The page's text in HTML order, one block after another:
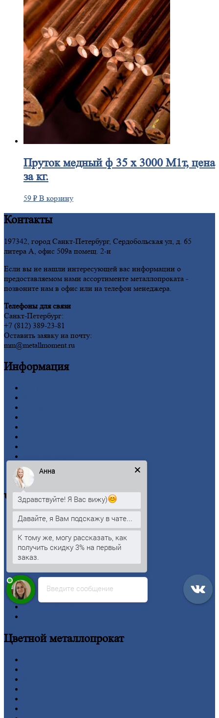
Прутокмедный ф 35 х 3000 М1т, цена
за кг.
59 ₽ В корзину
Контакты
197342, город Санкт-Петербург, Сердобольская ул, д. 65
литера А, офис 509а помещ. 2-н
Если вы не нашли интересующей вас информации о
предоставляемом нами ассортименте металлопроката -
позвоните нам в офис или на телефон менеджера.
Телефоны для связи
Санкт-Петербург:
+7 (812) 389-23-81
Оставить заявку на почту:
mm@metallmoment.ru
Информация
Оформление
Оплата
Черныйметаллопрокат
Арматура
Двутавроваябалка (двутавр)
Квадрат
Кругстальной
Лист
Рельсы
Сетка
Труба
Цветнойметаллопрокат
Введите сообщение
Анна
Здравствуйте! Я Вас вижу)
Давайте, я Вам подскажу в чате...
К тому же, могу рассказать, как
получить скидку 3% на первый
заказ.